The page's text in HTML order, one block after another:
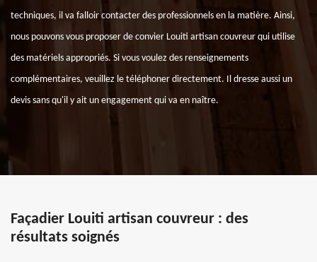
techniques, il va falloir contacter des professionnels en la matière. Ainsi,
nous pouvons vous proposer de convier Louiti artisan couvreur qui utilise
des matériels appropriés. Si vous voulez des renseignements
complémentaires, veuillez le téléphoner directement. Il dresse aussi un
devis sans qu'il y ait un engagement qui va en naître.
Façadier Louiti artisan couvreur : des
résultats soignés